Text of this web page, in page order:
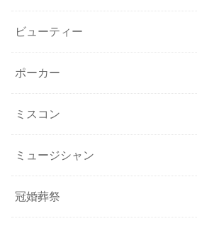
ビューティー
ポーカー
ミスコン
ミュージシャン
冠婚葬祭